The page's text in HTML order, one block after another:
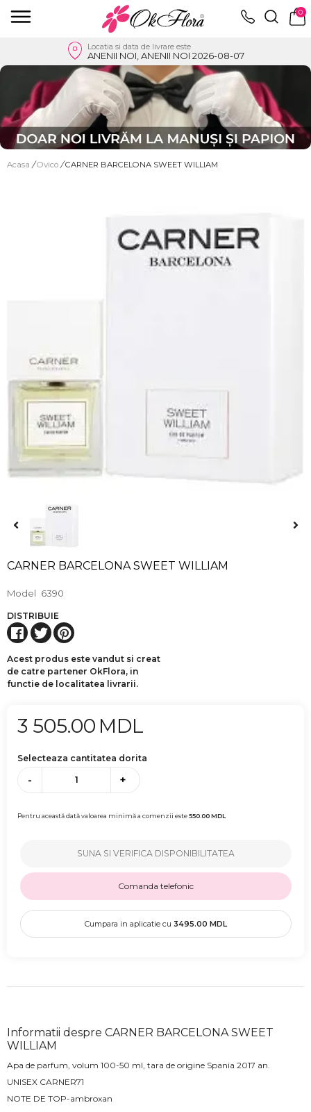
0
Locatia si data de livrare este
ANENII NOI, ANENII NOI 2026-08-07
Acasa / Ovico / CARNER BARCELONA SWEET WILLIAM
CARNER BARCELONA SWEET WILLIAM
Model 6390
DISTRIBUIE
Acest produs este vandut si creat
de catre partener OkFlora, in
functie de localitatea livrarii.
3 505.00 MDL
Selecteaza cantitatea dorita
- +
Pentru această dată valoarea minimă a comenzii este550.00MDL
SUNA SI VERIFICA DISPONIBILITATEA
Comanda telefonic
Cumpara in aplicatie cu 3495.00 MDL
Informatii despre CARNER BARCELONA SWEET
WILLIAM
Apa de parfum, volum 100-50 ml, tara de origine Spania 2017 an.
UNISEX CARNER71
NOTE DE TOP-ambroxan